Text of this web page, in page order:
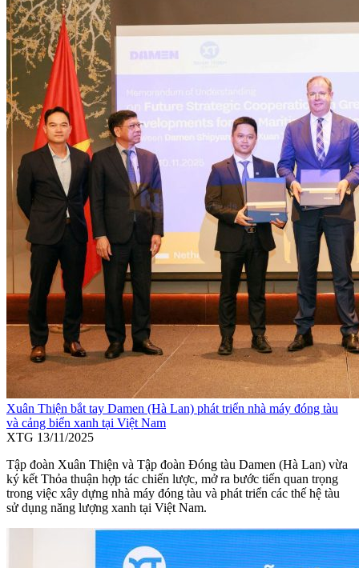
Xuân Thiện bắt tay Damen (Hà Lan) phát triển nhà máy đóng tàu
và cảng biển xanh tại Việt Nam
XTG 13/11/2025
Tập đoàn Xuân Thiện và Tập đoàn Đóng tàu Damen (Hà Lan) vừa
ký kết Thỏa thuận hợp tác chiến lược, mở ra bước tiến quan trọng
trong việc xây dựng nhà máy đóng tàu và phát triển các thế hệ tàu
sử dụng năng lượng xanh tại Việt Nam.